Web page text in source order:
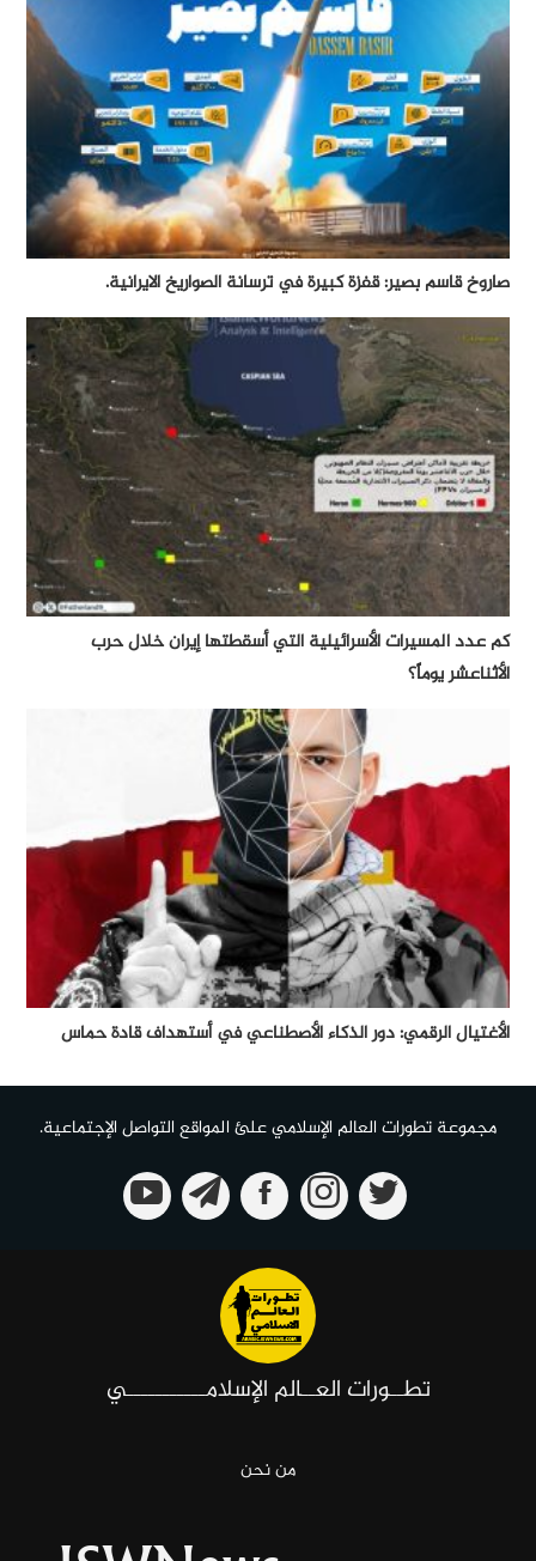
صاروخ قاسم بصير: قفزة كبيرة في ترسانة الصواريخ الايرانية.
كم عدد المسيرات الأسرائيلية التي أسقطتها إيران خلال حرب
الأثناعشر يوماً؟
الأغتيال الرقمي: دور الذكاء الأصطناعي في أستهداف قادة حماس
مجموعة تطورات العالم الإسلامي علئ المواقع التواصل الإجتماعية.
تطــورات العــالم الإسلامـــــــــــي
من نحن